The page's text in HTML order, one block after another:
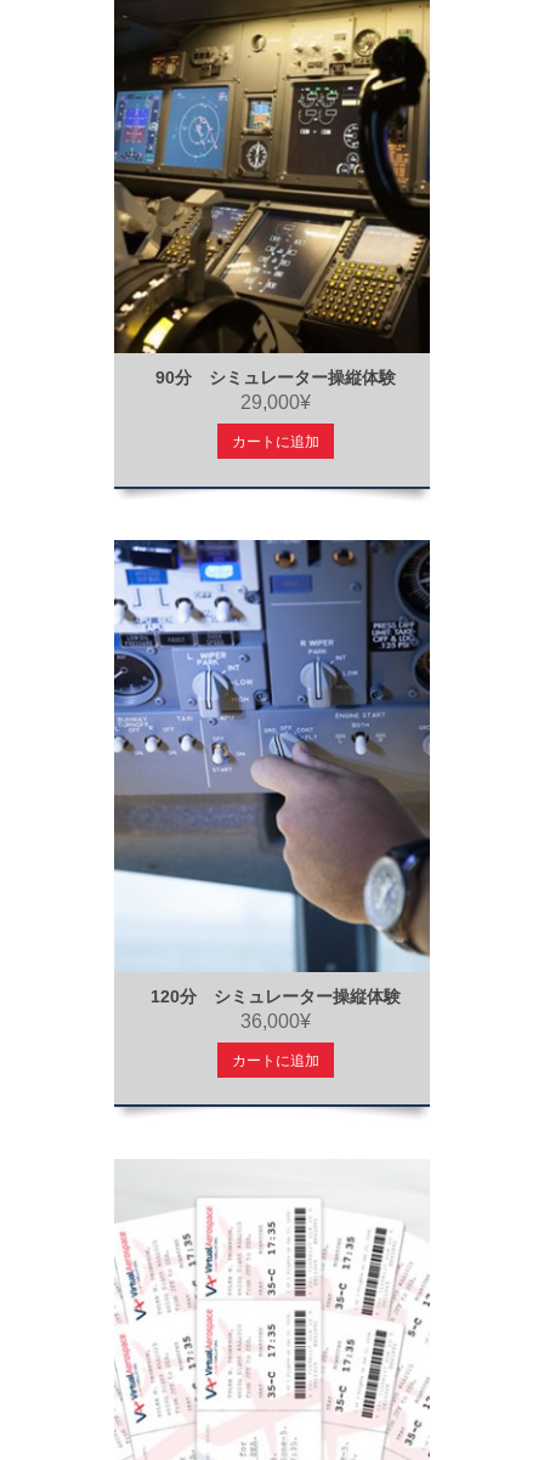
90分 シミュレーター操縦体験
29,000¥
カートに追加
120分 シミュレーター操縦体験
36,000¥
カートに追加